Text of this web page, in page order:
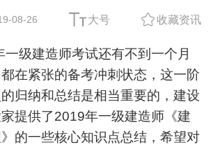
08-26 大号 收藏资讯
一级建造师考试还有不到一个月
在紧张的备考冲刺状态，这一阶
归纳和总结是相当重要的，建设
提供了2019年一级建造师《建
》的一些核心知识点总结，希望对